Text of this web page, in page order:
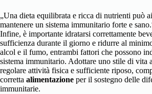
„Una dieta equilibrata e ricca di nutrienti può
mantenere un sistema immunitario forte e
Infine, è importante idratarsi correttamente
sufficienza durante il giorno e ridurre al
alcol e il fumo, entrambi fattori che possono
sistema immunitario. Adottare uno stile di vita
regolare attività fisica e sufficiente riposo,
corretta alimentazione per il sostegno delle
immunitarie.